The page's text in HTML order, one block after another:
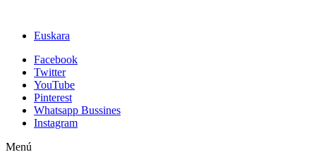
Euskara
Facebook
Twitter
YouTube
Pinterest
Whatsapp Bussines
Instagram
Menú